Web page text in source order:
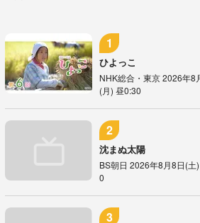
ひよっこ
NHK総合・東京 2026年8
(月) 昼0:30
沈まぬ太陽
BS朝日 2026年8月8日(土
0